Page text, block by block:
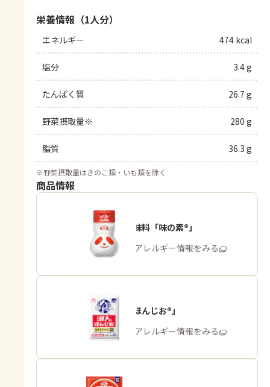
栄養情報（1人分）
エネルギー 474 kcal
塩分 3.4 g
たんぱく質 26.7 g
野菜摂取量※ 280 g
脂質 36.3 g
※野菜摂取量はきのこ類・いも類を除く
商品情報
うま味調味料「味の素®」
商品・アレルギー情報をみる
「瀬戸のほんじお®」
商品・アレルギー情報をみる